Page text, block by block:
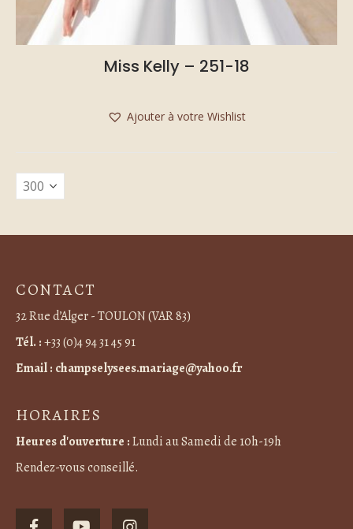
Miss Kelly – 251-18
Ajouter à votre Wishlist
CONTACT
32 Rue d’Alger - TOULON (VAR 83)
Tél. :+33 (0)4 94 31 45 91
Email : champselysees.mariage@yahoo.fr
HORAIRES
Heures d'ouverture :Lundi au Samedi de 10h-19h
Rendez-vous conseillé.